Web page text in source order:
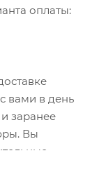
оплаты:
вами в день
заранее
Вы